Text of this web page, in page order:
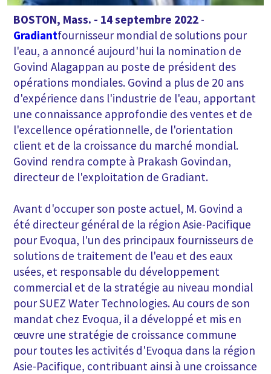
BOSTON, Mass. - 14 septembre 2022 -
Gradiantfournisseur mondial de solutions pour
l'eau, a annoncé aujourd'hui la nomination de
Govind Alagappan au poste de président des
opérations mondiales. Govind a plus de 20 ans
d'expérience dans l'industrie de l'eau, apportant
une connaissance approfondie des ventes et de
l'excellence opérationnelle, de l'orientation
client et de la croissance du marché mondial.
Govind rendra compte à Prakash Govindan,
directeur de l'exploitation de Gradiant.
Avant d'occuper son poste actuel, M. Govind a
été directeur général de la région Asie-Pacifique
pour Evoqua, l'un des principaux fournisseurs de
solutions de traitement de l'eau et des eaux
usées, et responsable du développement
commercial et de la stratégie au niveau mondial
pour SUEZ Water Technologies. Au cours de son
mandat chez Evoqua, il a développé et mis en
œuvre une stratégie de croissance commune
pour toutes les activités d'Evoqua dans la région
Asie-Pacifique, contribuant ainsi à une croissance